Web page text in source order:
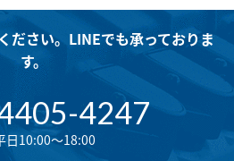
ださい。LINEでも承っておりま
す。
4247
日10:00～18:00